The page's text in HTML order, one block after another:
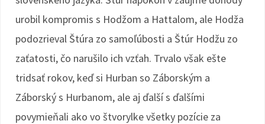
urobil kompromis s Hodžom a Hattalom, ale Hodža
podozrieval Štúra zo samoľúbosti a Štúr Hodžu zo
zaťatosti, čo narušilo ich vzťah. Trvalo však ešte
tridsať rokov, keď si Hurban so Záborským a
Záborský s Hurbanom, ale aj ďalší s ďalšími
povymieňali ako vo štvorylke všetky pozície za